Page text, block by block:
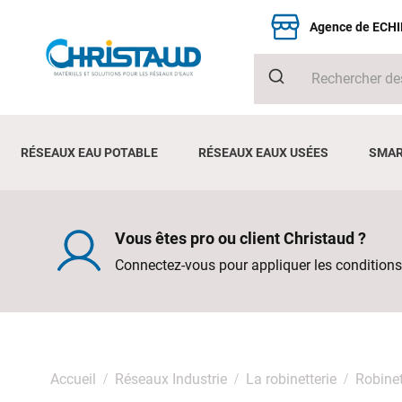
Agence de
RÉSEAUX EAU POTABLE RÉSEAUX EAUX USÉES
Vous êtes pro ou client Christaud ?
Connectez-vous pour appliquer les
Accueil Réseaux Industrie La robinetterie